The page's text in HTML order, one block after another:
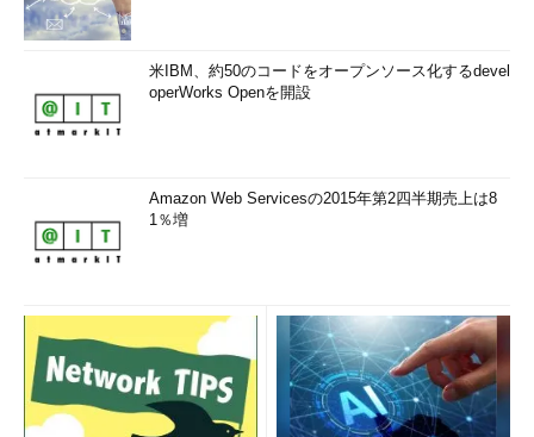
ーランスになったとしたら、発注してくれそうな会社や人はどこ
なのか、またいくらぐらい稼げそうか、といったことについて、
意識して情報を集めておけば、いざというとき慌てる必要がない
ですよね。現在は、こうした情報を提供してくれるさまざまなサ
ービスがありますので積極的に利用するとともに、社外の人脈を
●4．適応力
も、会社の基本方針や社風などを理解し、それに合わせた行動を
取れないと、新しい組織の中で浮いてしまい、成果を出せないと
いうことになりかねません。
米IBM、約50のコードをオープンソース化するdevel
operWorks Openを開設
Amazon Web Servicesの2015年第2四半期売上は8
1％増